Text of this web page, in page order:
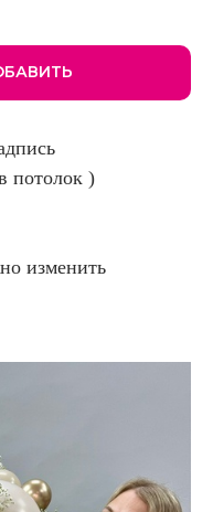
потолок )
изменить